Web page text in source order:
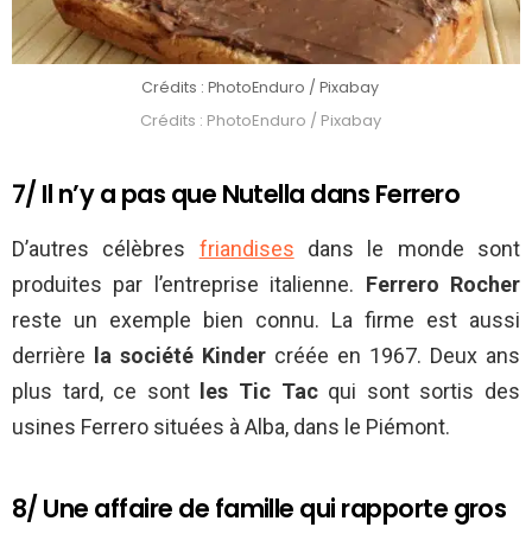
Crédits : PhotoEnduro / Pixabay
Crédits : PhotoEnduro / Pixabay
7/ Il n’y a pas que Nutella dans Ferrero
D’autres célèbres friandises dans le monde sont
produites par l’entreprise italienne. Ferrero Rocher
reste un exemple bien connu. La firme est aussi
derrière
la société Kinder créée en 1967. Deux ans
plus tard, ce sont
les Tic Tacqui sont sortis des
usines Ferrero situées à Alba, dans le Piémont.
8/ Une affaire de famille qui rapporte gros